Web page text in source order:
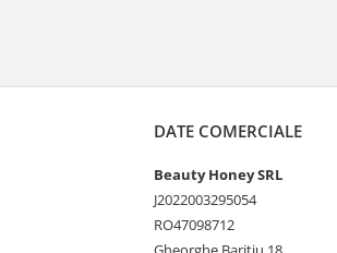
DATE COMERCIALE
Beauty Honey SRL
J2022003295054
RO47098712